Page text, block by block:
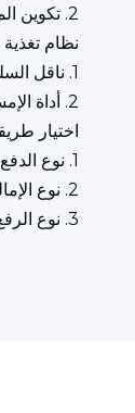
2. تكوين المحرك المزدوج: التحكم في المناطق، مما يقلل من زيادة تيار البداية.
نظام
1. ناقل السلسلة: التغذية المستمرة، زيادة القدرة بنسبة 50%؛
2. أداة الإمساك الفولاذية: نظام التقاط وتسليم مواد النفايات الكبيرة.
اختيار
1. نوع الدفع الأمامي: مناسب للتحميل المباشر للرافعة الشوكية.
2. نوع الإمالة الجانبية: متوافق مع خطوط النقل الدوارة.
3. نوع الرفع: رفع الرافعة العلوية المباشرة.